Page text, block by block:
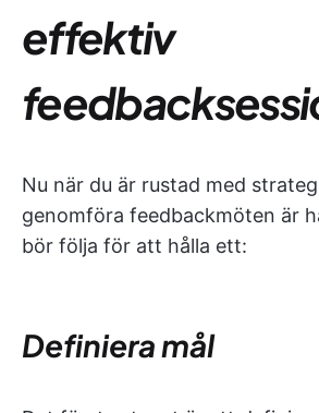
effektiv
Nu när du är rustad med
genomföra feedbackmöten är
bör följa för att hålla ett:
Definiera mål